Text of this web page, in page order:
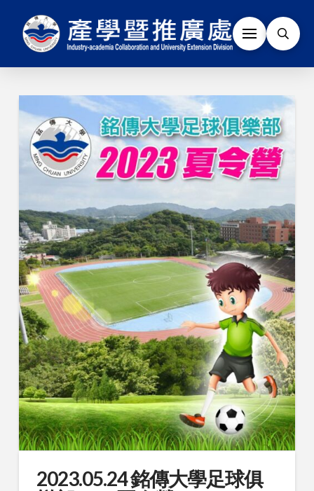
2023.05.24 銘傳大學足球俱